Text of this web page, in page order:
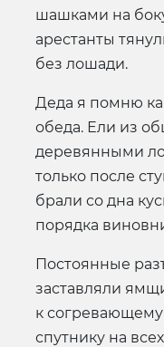
шашками на
арестанты
без лошади.
Деда я помню
обеда. Ели из
деревянными
только после
брали со дна
порядка
Постоянные
заставляли
к
спутнику на